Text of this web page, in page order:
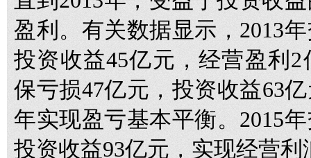
盈利。有关数据显示，2013
投资收益45亿元，经营盈利
保亏损47亿元，投资收益63
年实现盈亏基本平衡。2015
投资收益93亿元，实现经营利